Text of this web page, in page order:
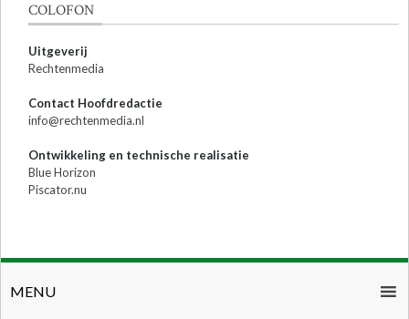
COLOFON
Uitgeverij
Rechtenmedia
Contact Hoofdredactie
info@rechtenmedia.nl
Ontwikkeling en technische realisatie
Blue Horizon
Piscator.nu
MENU